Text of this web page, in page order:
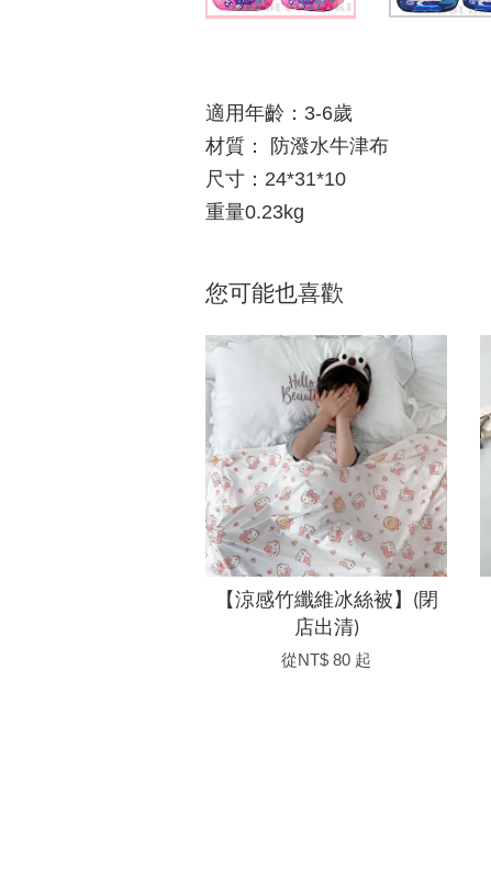
適用年齡：3-6歲
材質： 防潑水牛津布
尺寸：24*31*10
重量0.23kg
您可能也喜歡
【涼感竹纖維冰絲被】(閉
店出清)
從NT$ 80 起